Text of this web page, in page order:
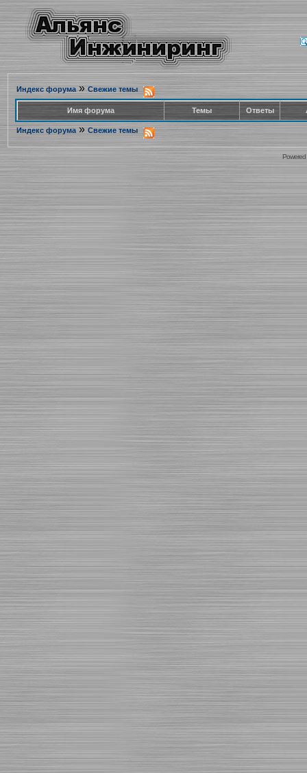
Индекс форума» Свежие темы
Имя форума Темы Ответы
Индекс форума » Свежие темы